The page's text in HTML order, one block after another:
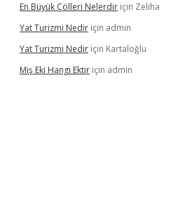
En Büyük Çölleri Nelerdir için Zeliha
Yat Turizmi Nedir için admin
Yat Turizmi Nedir için Kartaloğlu
Miş Eki Hangi Ektir için admin